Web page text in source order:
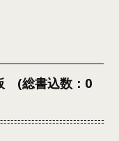
(総書込数：0